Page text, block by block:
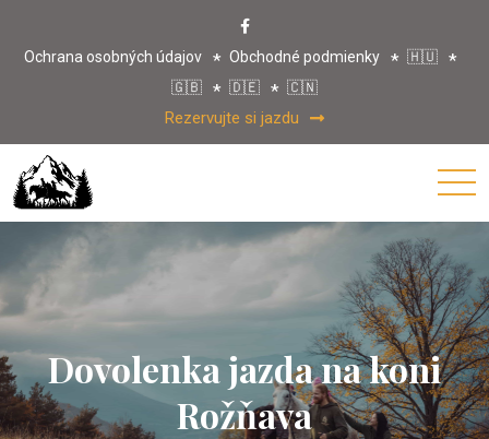
Ochrana osobných údajov Obchodné podmienky
🇭🇺
🇬🇧
🇩🇪 🇨🇳
Rezervujte si jazdu
Dovolenka jazda na koni
Rožňava